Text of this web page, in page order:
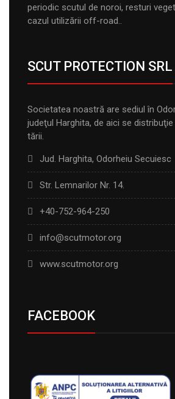
periodic scutul de noroi, resturi
cazul utilizării off-road..
SCUT PROTECTION SRL
Societatea noastră are sediul în
judeţul Harghita, de aici se
tării.
Jud. Harghita, Odorheiu Secuiesc
Str. Lemnarilor Nr. 14.
+40-752-964-250
info@scutmotor.org
www.scutmotor.org
FACEBOOK